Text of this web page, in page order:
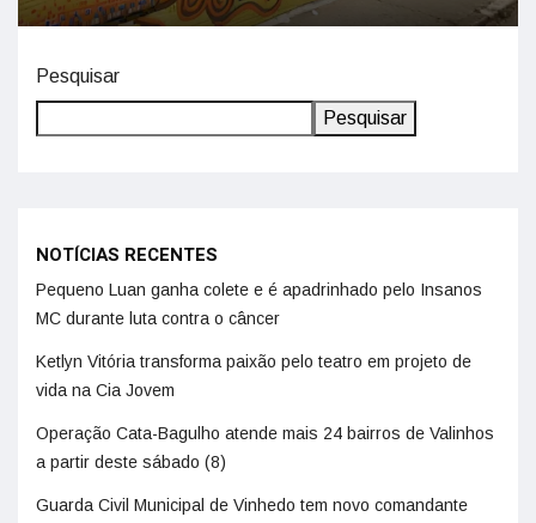
Pesquisar
Pesquisar
NOTÍCIAS RECENTES
Pequeno Luan ganha colete e é apadrinhado pelo Insanos
MC durante luta contra o câncer
Ketlyn Vitória transforma paixão pelo teatro em projeto de
vida na Cia Jovem
Operação Cata-Bagulho atende mais 24 bairros de Valinhos
a partir deste sábado (8)
Guarda Civil Municipal de Vinhedo tem novo comandante